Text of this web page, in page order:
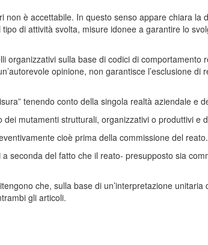
è accettabile. In questo senso appare chiara la
di attività svolta, misure idonee a garantire lo
sulla base di codici di
opinione, non garantisce l’esclusione
tenendo conto della singola realtà aziendale e
mutamenti strutturali, organizzativi o produttivi e
cioè prima della commissione del reato.
del fatto che il reato- presupposto sia
che, sulla base di un’interpretazione
gli articoli.